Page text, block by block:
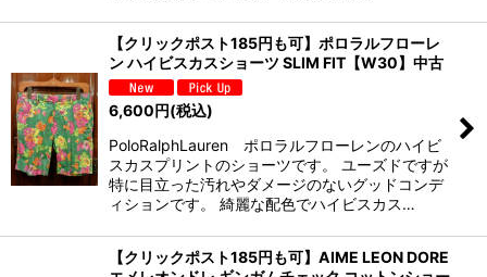
【クリックポスト185円も可】ポロラルフローレ
ン ハイビスカスショーツ SLIM FIT【W30】中古
6,600円(税込)
PoloRalphLauren ポロラルフローレンのハイビ
スカスプリントのショーツです。 ユーズドですが
特に目立った汚れやダメージのないグッドコンデ
ィションです。 綺麗な配色でハイビスカス…
【クリックポスト185円も可】AIME LEON DORE